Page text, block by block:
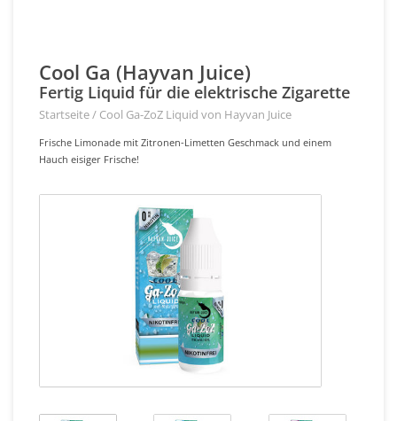
Cool Ga (Hayvan Juice)
Fertig Liquid für die elektrische Zigarette
Startseite/ Cool Ga-ZoZ Liquid von Hayvan Juice
Frische Limonade mit Zitronen-Limetten Geschmack und einem
Hauch eisiger Frische!